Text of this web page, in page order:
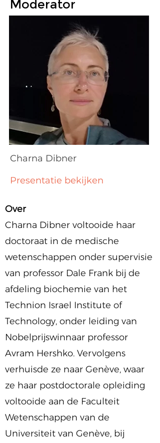
Moderator
Charna Dibner
Presentatie bekijken
Over
Charna Dibner voltooide haar
doctoraat in de medische
wetenschappen onder supervisie
van professor Dale Frank bij de
afdeling biochemie van het
Technion Israel Institute of
Technology, onder leiding van
Nobelprijswinnaar professor
Avram Hershko. Vervolgens
verhuisde ze naar Genève, waar
ze haar postdoctorale opleiding
voltooide aan de Faculteit
Wetenschappen van de
Universiteit van Genève, bij